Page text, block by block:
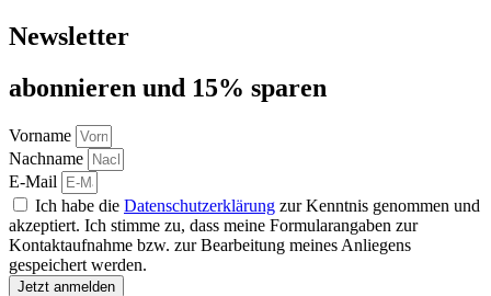
Newsletter
abon­nie­ren und 15% sparen
Vorname
Nachname
E-Mail
Ich habe die Datenschutzerklärung zur Kenntnis genommen und
akzeptiert. Ich stimme zu, dass meine Formularangaben zur
Kontaktaufnahme bzw. zur Bearbeitung meines Anliegens
gespeichert werden.
Jetzt anmelden